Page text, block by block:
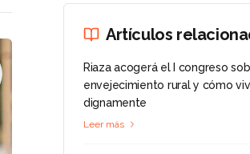
Artículos
Riaza acogerá el I congreso
envejecimiento rural y cómo
dignamente
Leer más